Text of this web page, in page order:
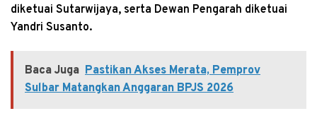
diketuai Sutarwijaya, serta Dewan Pengarah diketuai
Yandri Susanto.
Baca Juga Pastikan Akses Merata, Pemprov
Sulbar Matangkan Anggaran BPJS 2026